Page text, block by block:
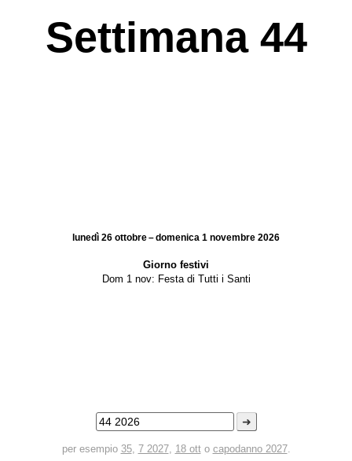
Settimana 44
lunedì 26 ottobre – domenica 1 novembre 2026
Giorno festivi
Dom 1 nov: Festa di Tutti i Santi
➜
per esempio 35, 7 2027, 18 otto capodanno 2027.